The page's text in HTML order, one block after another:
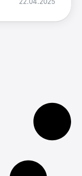
22.04.2025